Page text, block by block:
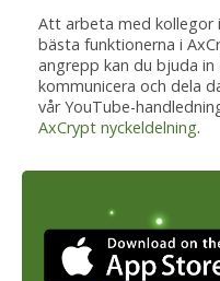
Att arbeta med kollegor
bästa funktionerna i
angrepp kan du bjuda
kommunicera och dela
vår YouTube-
AxCrypt nyckeldelning.